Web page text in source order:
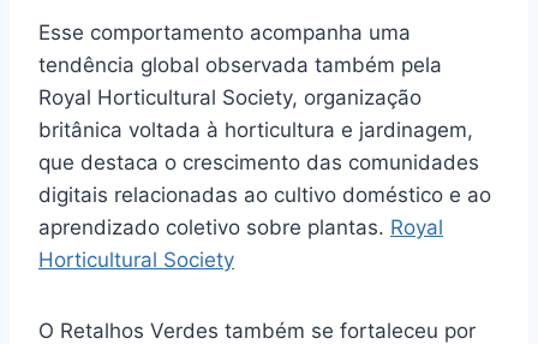
Esse comportamento acompanha uma
tendência global observada também pela
Royal Horticultural Society, organização
britânica voltada à horticultura e jardinagem,
que destaca o crescimento das comunidades
digitais relacionadas ao cultivo doméstico e ao
aprendizado coletivo sobre plantas. Royal
Horticultural Society
O Retalhos Verdes também se fortaleceu por